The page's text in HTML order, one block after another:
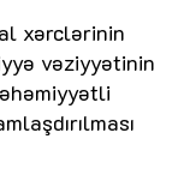
xərclərinin
vəziyyətinin